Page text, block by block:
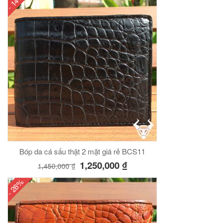
Bóp da cá sấu thật 2 mặt giá rẻ BCS11
1,450,000₫ 1,250,000 ₫
- 28%